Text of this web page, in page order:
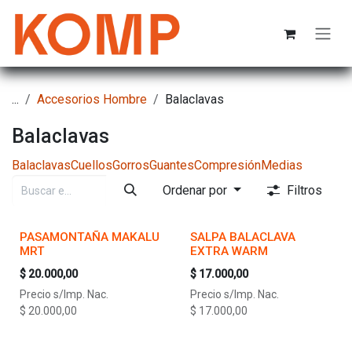
... Accesorios Hombre Balaclavas
Balaclavas
BalaclavasCuellosGorrosGuantesCompresiónMedias
Ordenar por
Filtros
PASAMONTAÑA MAKALU
MRT
$ 20.000,00
Precio s/Imp. Nac.
$ 20.000,00
SALPA BALACLAVA
EXTRA WARM
$ 17.000,00
Precio s/Imp. Nac.
$ 17.000,00